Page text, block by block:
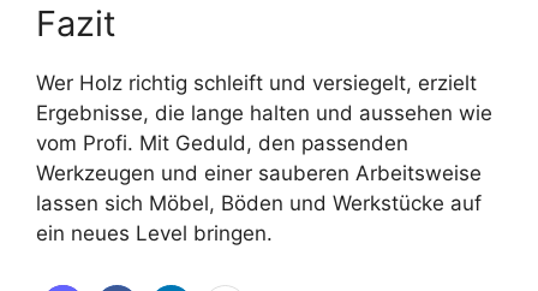
Fazit
Wer Holz richtig schleift und versiegelt, erzielt
Ergebnisse, die lange halten und aussehen wie
vom Profi. Mit Geduld, den passenden
Werkzeugen und einer sauberen Arbeitsweise
lassen sich Möbel, Böden und Werkstücke auf
ein neues Level bringen.